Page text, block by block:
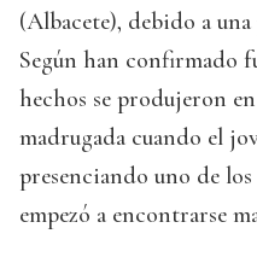
(Albacete), debido a
Según han confirmado
hechos se produjeron
madrugada cuando el
presenciando uno de
empezó a encontrarse